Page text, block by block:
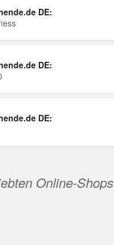
DE:
DE:
DE:
Online-Shops